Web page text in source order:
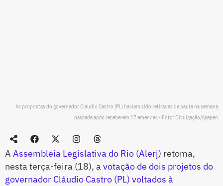
As propostas do governador Cláudio Castro (PL) haviam sido retiradas de pauta na semana
passada após receberem 17 emendas - Foto: Divulgação/Agepen
A Assembleia Legislativa do Rio (Alerj) retoma,
nesta terça-feira (18), a votação de dois projetos do
governador Cláudio Castro (PL) voltados à